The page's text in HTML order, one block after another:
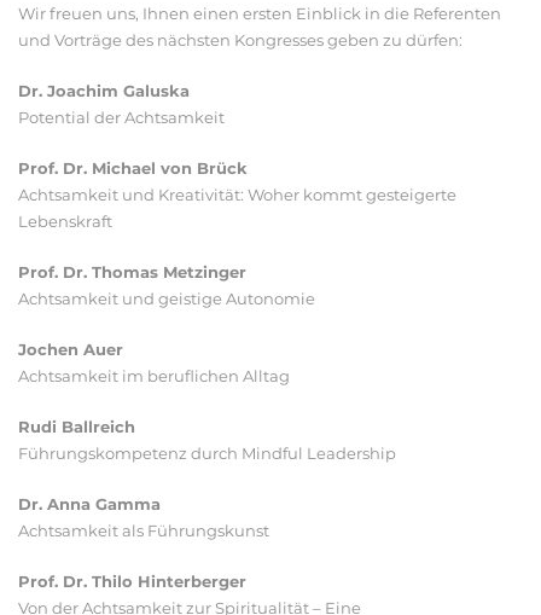
Wir freuen uns, Ihnen einen ersten Einblick in die Referenten
und Vorträge des nächsten Kongresses geben zu dürfen:
Dr. Joachim Galuska
Potential der Achtsamkeit
Prof. Dr. Michael von Brück
Achtsamkeit und Kreativität: Woher kommt gesteigerte
Lebenskraft
Prof. Dr. Thomas Metzinger
Achtsamkeit und geistige Autonomie
Jochen Auer
Achtsamkeit im beruflichen Alltag
Rudi Ballreich
Führungskompetenz durch Mindful Leadership
Dr. Anna Gamma
Achtsamkeit als Führungskunst
Prof. Dr. Thilo Hinterberger
Von der Achtsamkeit zur Spiritualität – Eine